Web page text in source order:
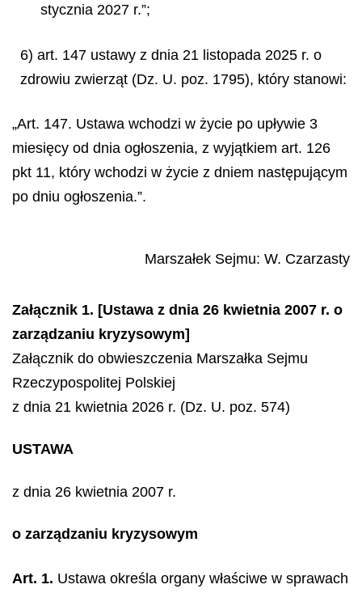
stycznia 2027 r.”;
6) art. 147 ustawy z dnia 21 listopada 2025 r. o
zdrowiu zwierząt (Dz. U. poz. 1795), który stanowi:
„Art. 147. Ustawa wchodzi w życie po upływie 3
miesięcy od dnia ogłoszenia, z wyjątkiem art. 126
pkt 11, który wchodzi w życie z dniem następującym
po dniu ogłoszenia.”.
Marszałek Sejmu: W. Czarzasty
Załącznik 1. [Ustawa z dnia 26 kwietnia 2007 r. o
zarządzaniu kryzysowym]
Załącznik do obwieszczenia Marszałka Sejmu
Rzeczypospolitej Polskiej
z dnia 21 kwietnia 2026 r. (Dz. U. poz. 574)
USTAWA
z dnia 26 kwietnia 2007 r.
o zarządzaniu kryzysowym
Art. 1. Ustawa określa organy właściwe w sprawach